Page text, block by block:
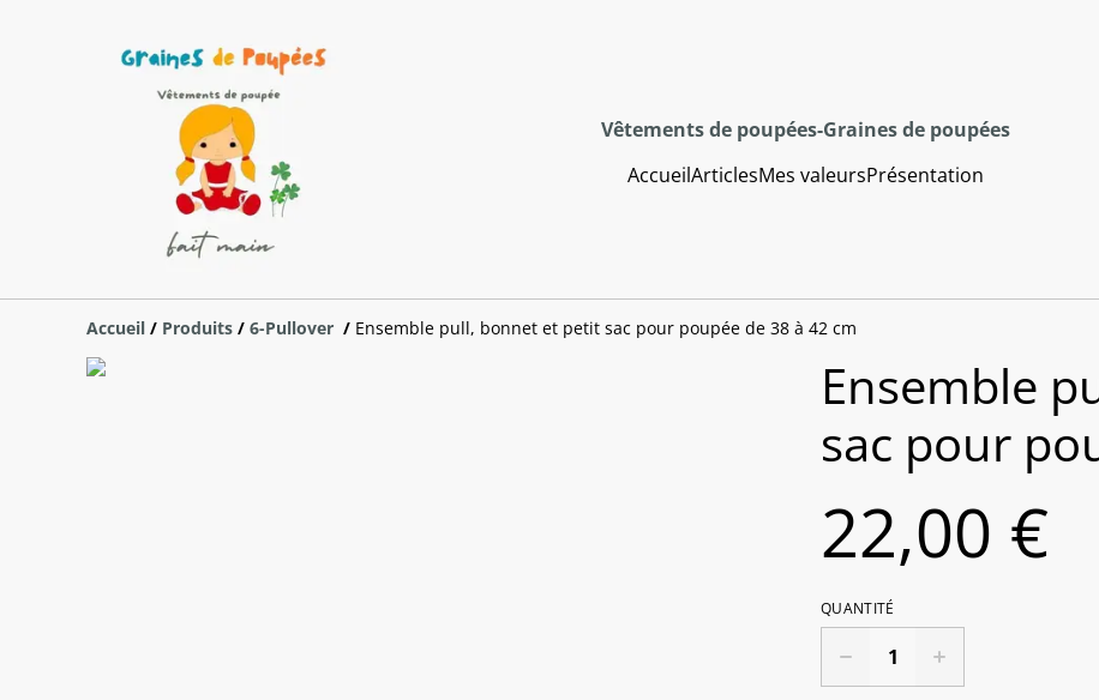
Vêtements de poupées-Graines de poupées
AccueilArticlesMes valeursPrésentation
Accueil / Produits / 6-Pullover / Ensemble pull, bonnet et petit sac pour poupée de 38 à 42 cm
Ensemble
sac pour
22,00 €
QUANTITÉ